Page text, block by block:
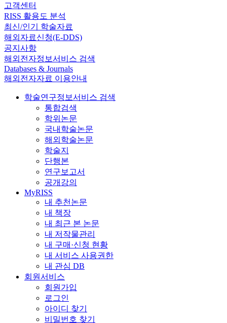
고객센터
RISS 활용도 분석
최신/인기 학술자료
해외자료신청(E-DDS)
공지사항
해외전자정보서비스 검색
Databases & Journals
해외전자자료 이용안내
학술연구정보서비스 검색
통합검색
학위논문
국내학술논문
해외학술논문
학술지
단행본
연구보고서
공개강의
MyRISS
내 추천논문
내 책장
내 최근 본 논문
내 저작물관리
내 구매·신청 현황
내 서비스 사용권한
내 관심 DB
회원서비스
회원가입
로그인
아이디 찾기
비밀번호 찾기